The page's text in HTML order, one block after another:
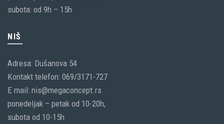
subota: od 9h – 15h
NIŠ
Adresa: Dušanova 54
Kontakt telefon: 069/3171-727
E mail: nis@megaconcept.rs
ponedeljak – petak od 10-20h,
subota od 10-15h